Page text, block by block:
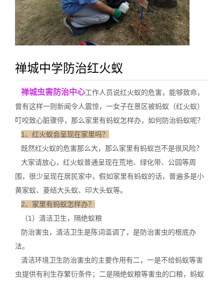
禅城中学防治红火蚁
禅城虫害防治中心工作人员说红火蚁的危害，能够致命，
曾有这样一则新闻令人震惊，一女子在景区被蚂蚁（红火蚁）
叮咬致心脏骤停，那么家里有蚂蚁怎样办，如何防治蚂蚁呢？
1、红火蚁会呈现在家里吗？
既然红火蚁的危害那么大，那么家里有蚂蚁岂不是很风险？
大家请放心，红火蚁普通呈现在荒地、绿化带、公园等周
围，很少呈现在居民家中，假如家里有蚂蚁的话，普遍多是小
黄家蚁、菱结大头蚁、印大头蚁等。
2、家里有蚂蚁怎样办？
（1）清洁卫生，隔绝蚁粮
防治害虫，清洁卫生是陈词滥调了，是防治害虫的根底办
法。
清洁环境卫生防治害虫的主要作用有二，一是不给蚂蚁等害
虫提供有利生存繁衍条件；二是隔绝蚁粮等害虫的口粮，蚂蚁